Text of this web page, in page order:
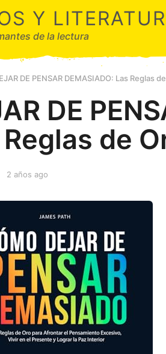
Y
de la lectura
DE PENSAR DEMASIADO: Las Reglas
DE
Reglas de
2 años ago
s
a
o